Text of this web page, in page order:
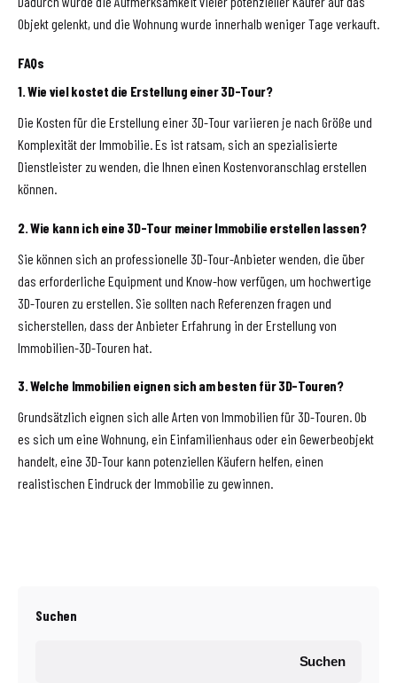
Objekt gelenkt, und die Wohnung wurde innerhalb weniger Tage verkauft.
FAQs
1. Wie viel kostet die Erstellung einer 3D-Tour?
Die Kosten für die Erstellung einer 3D-Tour variieren je nach Größe und
Komplexität der Immobilie. Es ist ratsam, sich an spezialisierte
Dienstleister zu wenden, die Ihnen einen Kostenvoranschlag erstellen
können.
2. Wie kann ich eine 3D-Tour meiner Immobilie erstellen lassen?
Sie können sich an professionelle 3D-Tour-Anbieter wenden, die über
das erforderliche Equipment und Know-how verfügen, um hochwertige
3D-Touren zu erstellen. Sie sollten nach Referenzen fragen und
sicherstellen, dass der Anbieter Erfahrung in der Erstellung von
Immobilien-3D-Touren hat.
3. Welche Immobilien eignen sich am besten für 3D-Touren?
Grundsätzlich eignen sich alle Arten von Immobilien für 3D-Touren. Ob
es sich um eine Wohnung, ein Einfamilienhaus oder ein Gewerbeobjekt
handelt, eine 3D-Tour kann potenziellen Käufern helfen, einen
realistischen Eindruck der Immobilie zu gewinnen.
Suchen
Suchen